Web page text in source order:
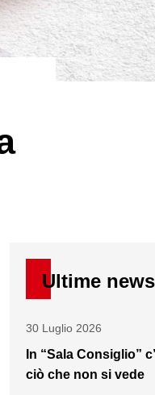
Ultime news
30 Luglio 2026
In “Sala Consiglio”
ciò che non si vede